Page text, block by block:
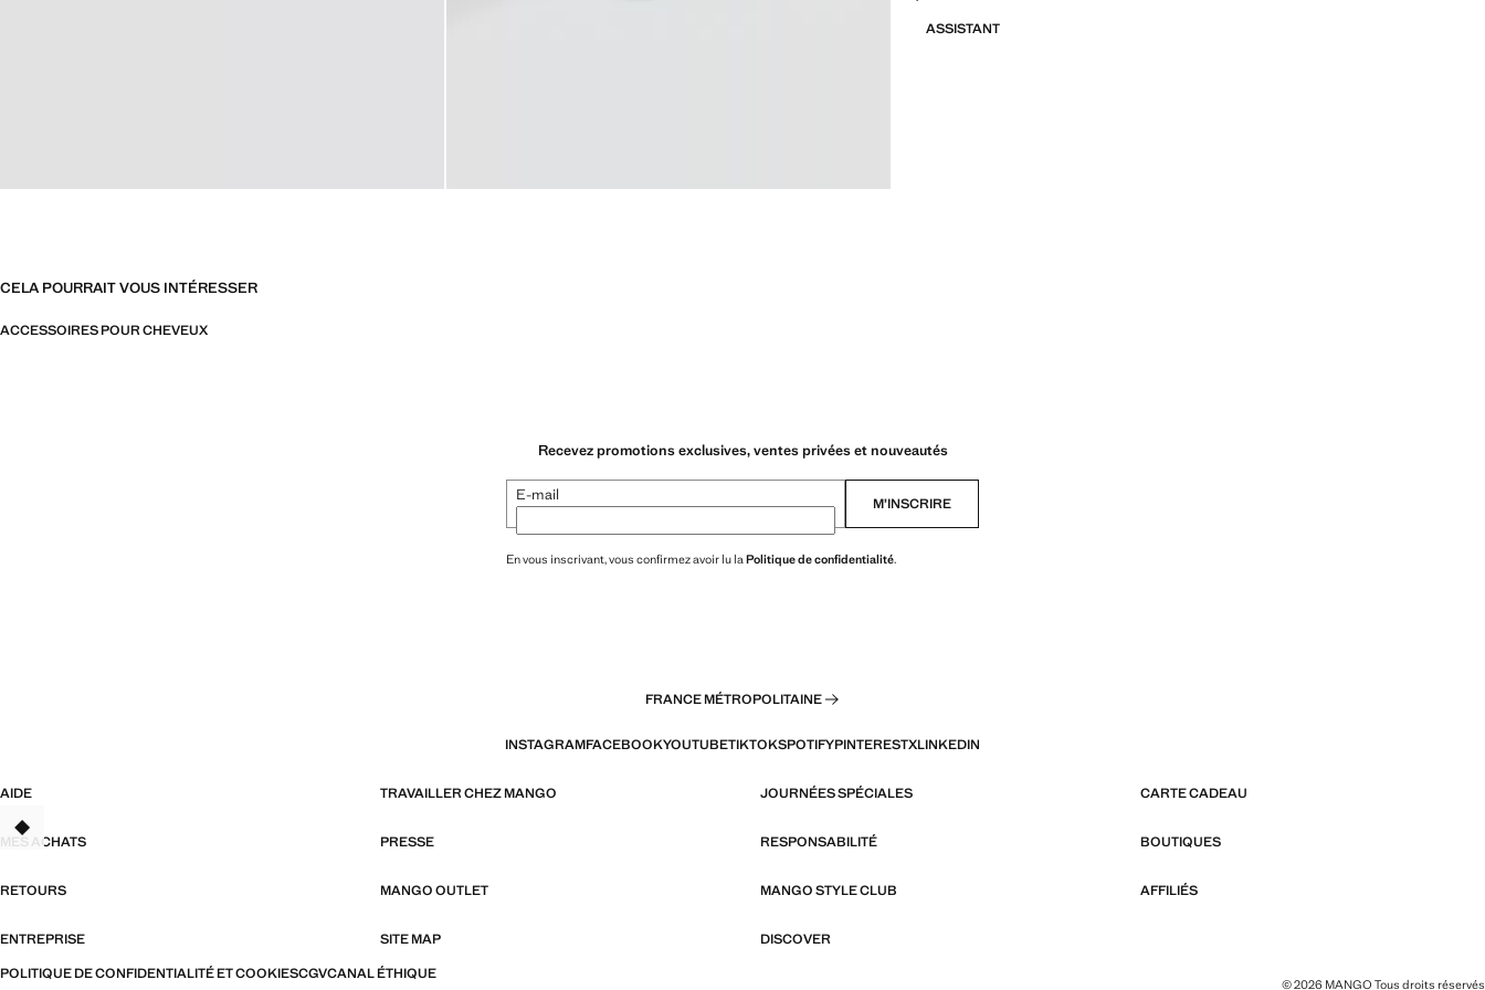
ASSISTANT
CELA POURRAIT VOUS INTÉRESSER
ACCESSOIRES POUR CHEVEUX
Recevez promotions exclusives, ventes privées et nouveautés
E-mail M’INSCRIRE
En vous inscrivant, vous confirmez avoir lu la Politique de confidentialité.
FRANCE MÉTROPOLITAINE
INSTAGRAMFACEBOOKYOUTUBETIKTOKSPOTIFYPINTERESTXLINKEDIN
AIDE TRAVAILLER CHEZ MANGO JOURNÉES SPÉCIALES CARTE CADEAU
MES ACHATS PRESSE RESPONSABILITÉ BOUTIQUES
RETOURS MANGO OUTLET MANGO STYLE CLUB AFFILIÉS
ENTREPRISE SITE MAP
DISCOVER
POLITIQUE DE CONFIDENTIALITÉ ET COOKIESCGVCANAL ÉTHIQUE
© 2026 MANGO Tous droits réservés